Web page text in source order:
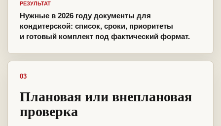
РЕЗУЛЬТАТ
Нужные в 2026 году документы для
кондитерской: список, сроки, приоритеты
и готовый комплект под фактический формат.
03
Плановая или внеплановая
проверка